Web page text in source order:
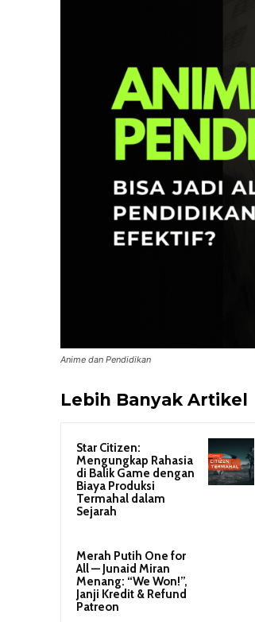
Anime dan Pendidikan
Lebih Banyak Artikel
Star Citizen:
Mengungkap Rahasia
di Balik Game dengan
Biaya Produksi
Termahal dalam
Sejarah
Merah Putih One for
All — Junaid Miran
Menang: “We Won!”,
Janji Kredit & Refund
Patreon